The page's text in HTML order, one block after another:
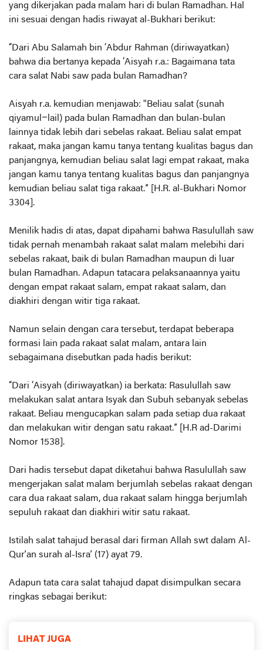
yang dikerjakan pada malam hari di bulan Ramadhan. Hal
ini sesuai dengan hadis riwayat al-Bukhari berikut:
“Dari Abu Salamah bin ‘Abdur Rahman (diriwayatkan)
bahwa dia bertanya kepada ‘Aisyah r.a.: Bagaimana tata
cara salat Nabi saw pada bulan Ramadhan?
Aisyah r.a. kemudian menjawab: "Beliau salat (sunah
qiyamul–lail) pada bulan Ramadhan dan bulan-bulan
lainnya tidak lebih dari sebelas rakaat. Beliau salat empat
rakaat, maka jangan kamu tanya tentang kualitas bagus dan
panjangnya, kemudian beliau salat lagi empat rakaat, maka
jangan kamu tanya tentang kualitas bagus dan panjangnya
kemudian beliau salat tiga rakaat.” [H.R. al-Bukhari Nomor
3304].
Menilik hadis di atas, dapat dipahami bahwa Rasulullah saw
tidak pernah menambah rakaat salat malam melebihi dari
sebelas rakaat, baik di bulan Ramadhan maupun di luar
bulan Ramadhan. Adapun tatacara pelaksanaannya yaitu
dengan empat rakaat salam, empat rakaat salam, dan
diakhiri dengan witir tiga rakaat.
Namun selain dengan cara tersebut, terdapat beberapa
formasi lain pada rakaat salat malam, antara lain
sebagaimana disebutkan pada hadis berikut:
“Dari ‘Aisyah (diriwayatkan) ia berkata: Rasulullah saw
melakukan salat antara Isyak dan Subuh sebanyak sebelas
rakaat. Beliau mengucapkan salam pada setiap dua rakaat
dan melakukan witir dengan satu rakaat.” [H.R ad-Darimi
Nomor 1538].
Dari hadis tersebut dapat diketahui bahwa Rasulullah saw
mengerjakan salat malam berjumlah sebelas rakaat dengan
cara dua rakaat salam, dua rakaat salam hingga berjumlah
sepuluh rakaat dan diakhiri witir satu rakaat.
Istilah salat tahajud berasal dari firman Allah swt dalam Al-
Qur’an surah al-Isra’ (17) ayat 79.
Adapun tata cara salat tahajud dapat disimpulkan secara
ringkas sebagai berikut:
LIHAT JUGA